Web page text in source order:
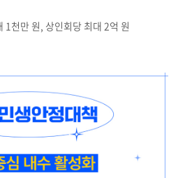
1천만 원, 상인회당 최대 2억 원